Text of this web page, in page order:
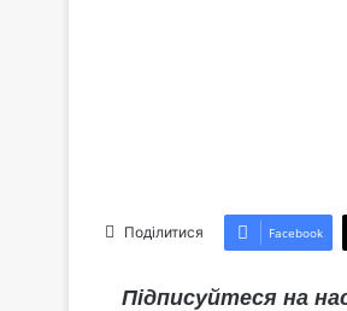
Поділитися Facebook
Підписуйтеся на